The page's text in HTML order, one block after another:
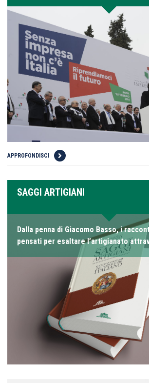
APPROFONDISCI
SAGGI ARTIGIANI
Dalla penna di Giacomo Basso, i
pensati per esaltare l’artigianato